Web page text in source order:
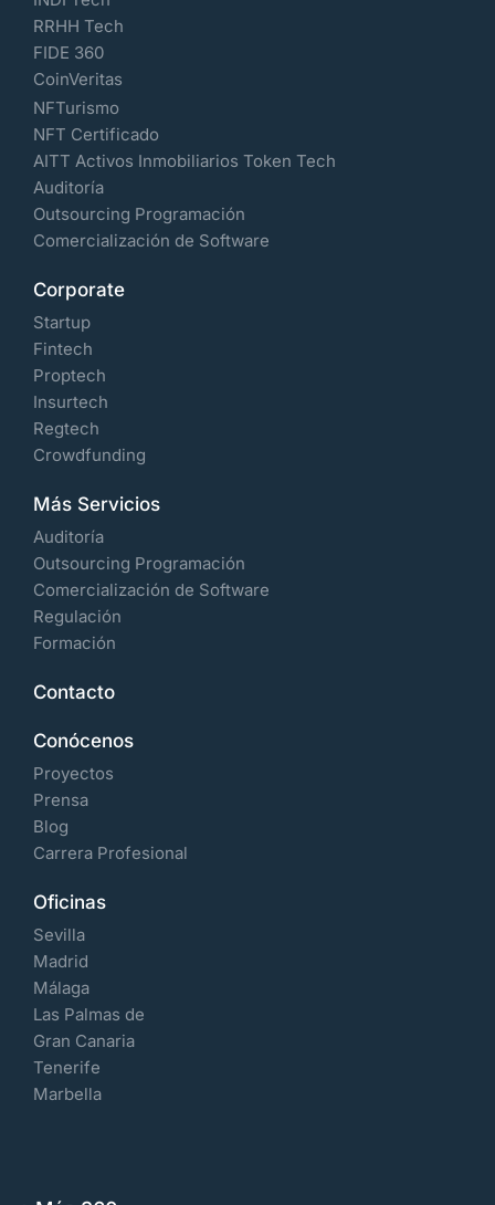
RRHH Tech
FIDE 360
CoinVeritas
NFTurismo
NFT Certificado
AITT Activos Inmobiliarios Token Tech
Auditoría
Outsourcing Programación
Comercialización de Software
Corporate
Startup
Fintech
Proptech
Insurtech
Regtech
Crowdfunding
Más Servicios
Auditoría
Outsourcing Programación
Comercialización de Software
Regulación
Formación
Contacto
Conócenos
Proyectos
Prensa
Blog
Carrera Profesional
Oficinas
Sevilla
Madrid
Málaga
Las Palmas de
Gran Canaria
Tenerife
Marbella